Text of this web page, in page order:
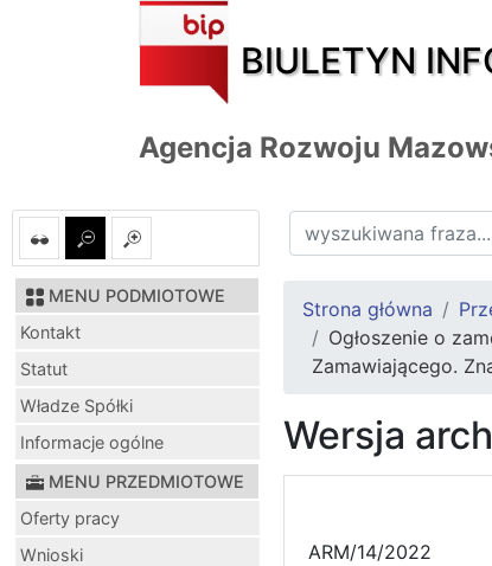
BIULETYN
Agencja Rozwoju
MENU PODMIOTOWE
Kontakt
Statut
Władze Spółki
Informacje ogólne
MENU PRZEDMIOTOWE
Oferty pracy
Wnioski
Strona główna
Ogłoszenie o
Zamawiającego.
Wersja
ARM/14/2022